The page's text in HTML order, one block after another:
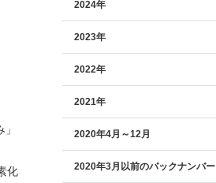
化
2024年
2023年
2022年
2021年
2020年4月～12月
2020年3月以前のバックナンバー